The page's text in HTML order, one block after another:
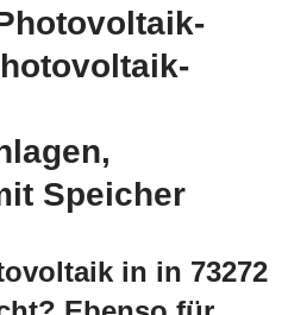
Speicher
in in 73272